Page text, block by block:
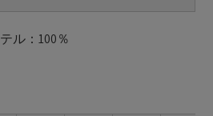
ル：100％